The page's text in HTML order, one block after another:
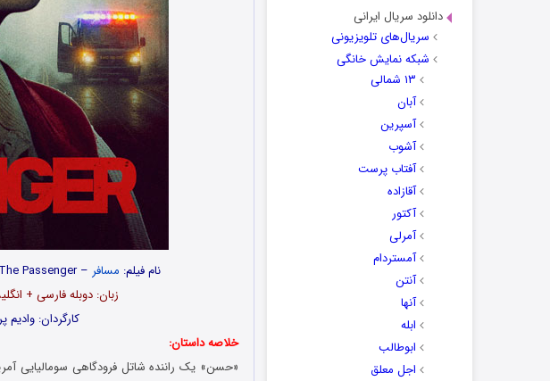
دانلود سریال ایرانی
سریال‌های تلویزیونی
شبکه نمایش خانگی
۱۳ شمالی
آبان
آسپرین
آشوب
آفتاب پرست
آقازاده
آکتور
آمرلی
آمستردام
آنتن
آنها
ابله
ابوطالب
اجل معلق
نام فیلم: مسافر – The Passenger | ژانر:
زبان: دوبله فارسی +
کارگردان: وادیم
خلاصه داستان:
«حسن» یک راننده شاتل فرودگاهی سومالیایی